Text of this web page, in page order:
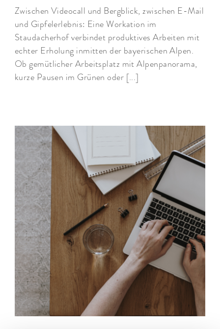
Zwischen Videocall und Bergblick, zwischen E-Mail
und Gipfelerlebnis: Eine Workation im
Staudacherhof verbindet produktives Arbeiten mit
echter Erholung inmitten der bayerischen Alpen.
Ob gemütlicher Arbeitsplatz mit Alpenpanorama,
kurze Pausen im Grünen oder [...]